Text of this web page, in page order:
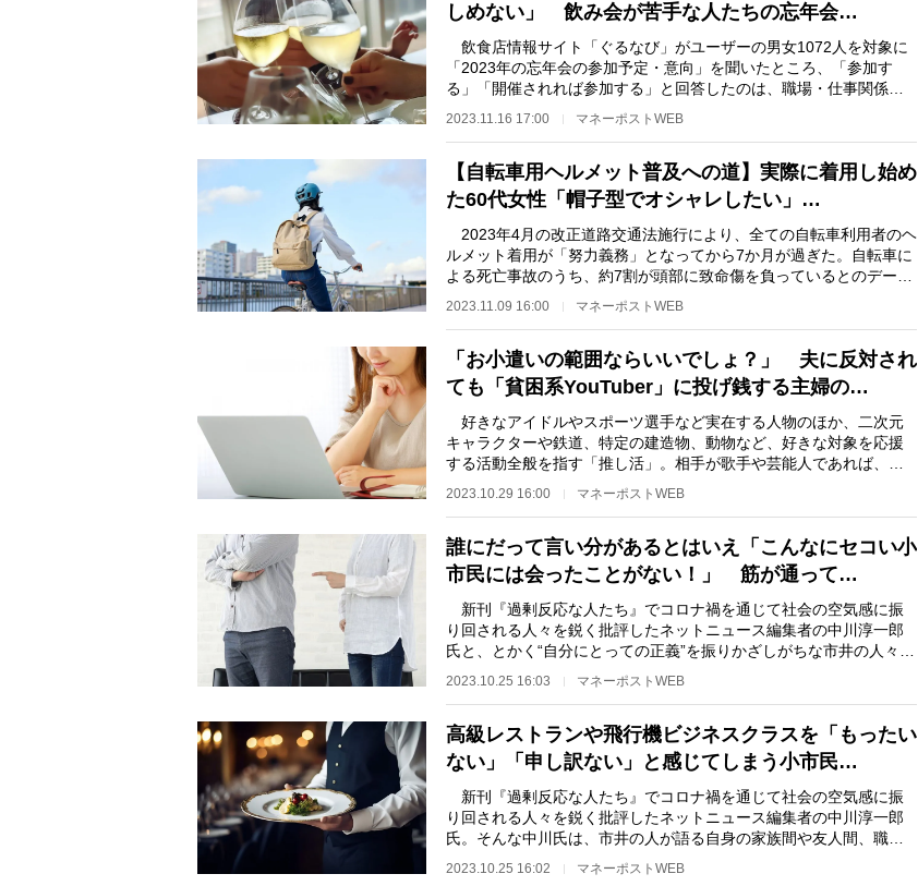
しめない」 飲み会が苦手な人たちの忘年会…
飲食店情報サイト「ぐるなび」がユーザーの男女1072人を対象に
「2023年の忘年会の参加予定・意向」を聞いたところ、「参加す
る」「開催されれば参加する」と回答したのは、職場・仕事関係の
2023.11.16 17:00 マネーポストWEB
【自転車用ヘルメット普及への道】実際に着用し始め
た60代女性「帽子型でオシャレしたい」…
2023年4月の改正道路交通法施行により、全ての自転車利用者のヘ
ルメット着用が「努力義務」となってから7か月が過ぎた。自転車に
よる死亡事故のうち、約7割が頭部に致命傷を負っているとのデータ
2023.11.09 16:00 マネーポストWEB
「お小遣いの範囲ならいいでしょ？」 夫に反対され
ても「貧困系YouTuber」に投げ銭する主婦の…
好きなアイドルやスポーツ選手など実在する人物のほか、二次元
キャラクターや鉄道、特定の建造物、動物など、好きな対象を応援
する活動全般を指す「推し活」。相手が歌手や芸能人であれば、楽
2023.10.29 16:00 マネーポストWEB
誰にだって言い分があるとはいえ「こんなにセコい小
市民には会ったことがない！」 筋が通って…
新刊『過剰反応な人たち』でコロナ禍を通じて社会の空気感に振
り回される人々を鋭く批評したネットニュース編集者の中川淳一郎
氏と、とかく“自分にとっての正義”を振りかざしがちな市井の人々の
2023.10.25 16:03 マネーポストWEB
高級レストランや飛行機ビジネスクラスを「もったい
ない」「申し訳ない」と感じてしまう小市民…
新刊『過剰反応な人たち』でコロナ禍を通じて社会の空気感に振
り回される人々を鋭く批評したネットニュース編集者の中川淳一郎
氏。そんな中川氏は、市井の人が語る自身の家族間や友人間、職場
2023.10.25 16:02 マネーポストWEB